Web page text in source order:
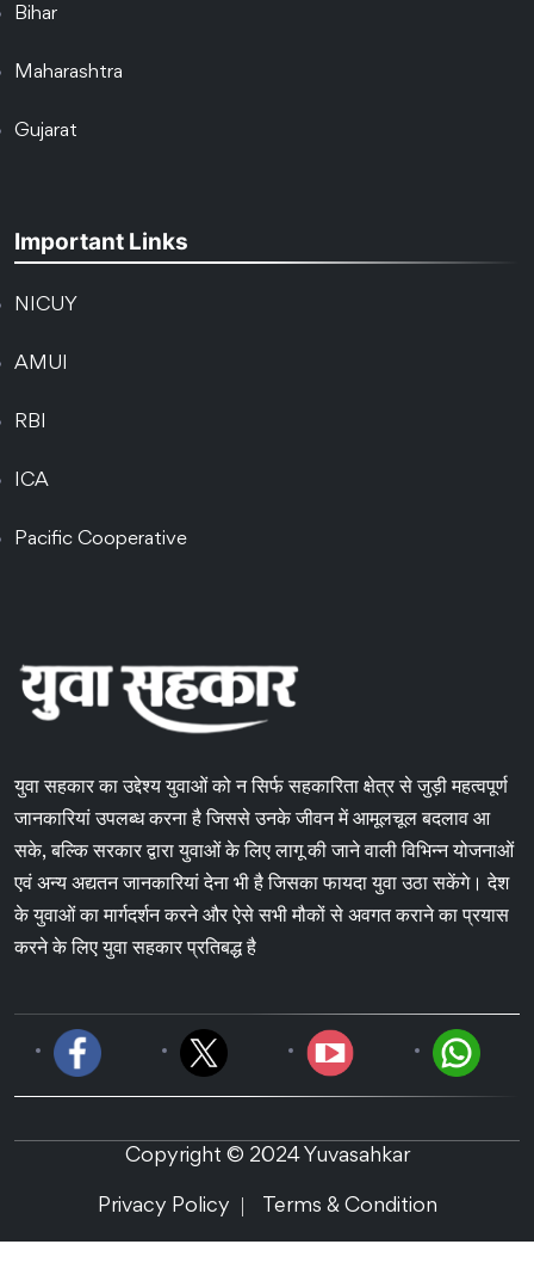
Bihar
Maharashtra
Gujarat
Important Links
NICUY
AMUI
RBI
ICA
Pacific Cooperative
युवा सहकार का उद्देश्य युवाओं को न सिर्फ सहकारिता क्षेत्र से जुड़ी महत्वपूर्ण
जानकारियां उपलब्ध करना है जिससे उनके जीवन में आमूलचूल बदलाव आ
सके, बल्कि सरकार द्वारा युवाओं के लिए लागू की जाने वाली विभिन्न योजनाओं
एवं अन्य अद्यतन जानकारियां देना भी है जिसका फायदा युवा उठा सकेंगे। देश
के युवाओं का मार्गदर्शन करने और ऐसे सभी मौकों से अवगत कराने का प्रयास
करने के लिए युवा सहकार प्रतिबद्ध है
Copyright © 2024 Yuvasahkar
Privacy Policy Terms & Condition